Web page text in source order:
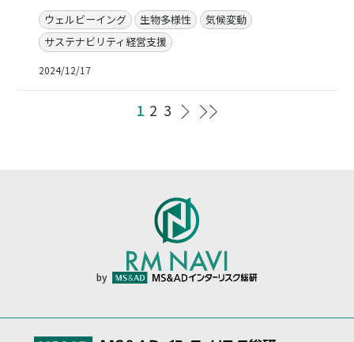
ウェルビーイング 生物多様性
気候変動
サステナビリティ経営支援
2024/12/17
1 2 3
by